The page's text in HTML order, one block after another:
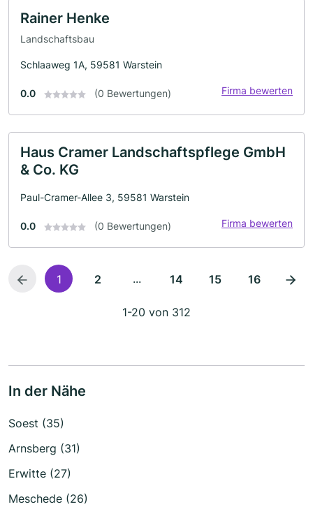
Rainer Henke
Landschaftsbau
Schlaaweg 1A, 59581 Warstein
0.0 (0 Bewertungen) Firma bewerten
Haus Cramer Landschaftspflege GmbH
& Co. KG
Paul-Cramer-Allee 3, 59581 Warstein
0.0 (0 Bewertungen) Firma bewerten
1 2 ... 14 15 16
1-20 von 312
In der Nähe
Soest (35)
Arnsberg (31)
Erwitte (27)
Meschede (26)